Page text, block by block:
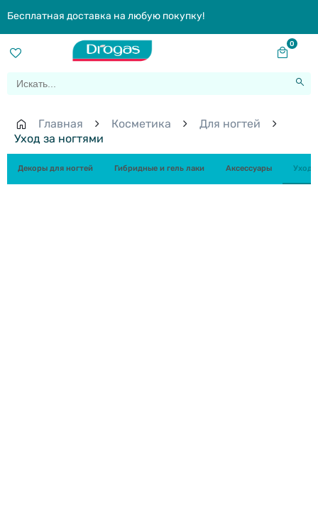
Бесплатная доставка на любую покупку!
0
Главная Косметика
Для ногтей
Уход за ногтями
Декоры для ногтей Гибридные и гель лаки Aксессуары Уход